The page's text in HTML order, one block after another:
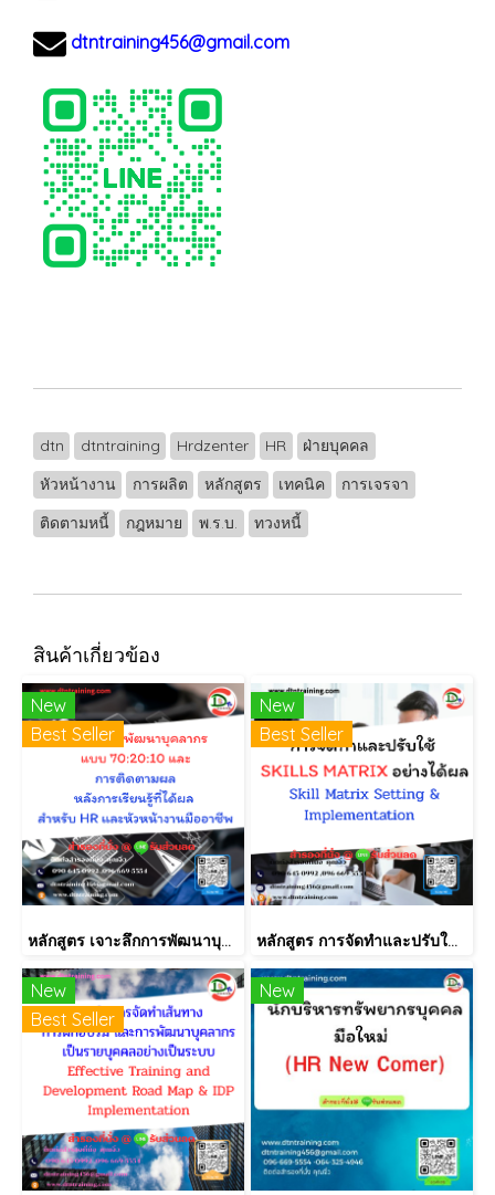
dtntraining456@gmail.com
dtn dtntraining Hrdzenter HR
ฝ่ายบุคคล
หัวหน้างาน
การผลิต หลักสูตร เทคนิค
การเจรจา
ติดตามหนี้
กฎหมาย พ.ร.บ. ทวงหนี้
สินค้าเกี่ยวข้อง
New
Best Seller
หลักสูตร เจาะลึกการพัฒนาบุคลากรแบบ 70:20:10 และการติดตามผลหลังการเรียนรู้ที่ได้ผล สำหรับ HR และหัวหน้างานมืออาชีพ
New
Best Seller
หลักสูตร การจัดทำและปรับใช้ SKILLS MATRIX อย่างได้ผล Skill Matrix Setting & Implementation
New
Best Seller
New